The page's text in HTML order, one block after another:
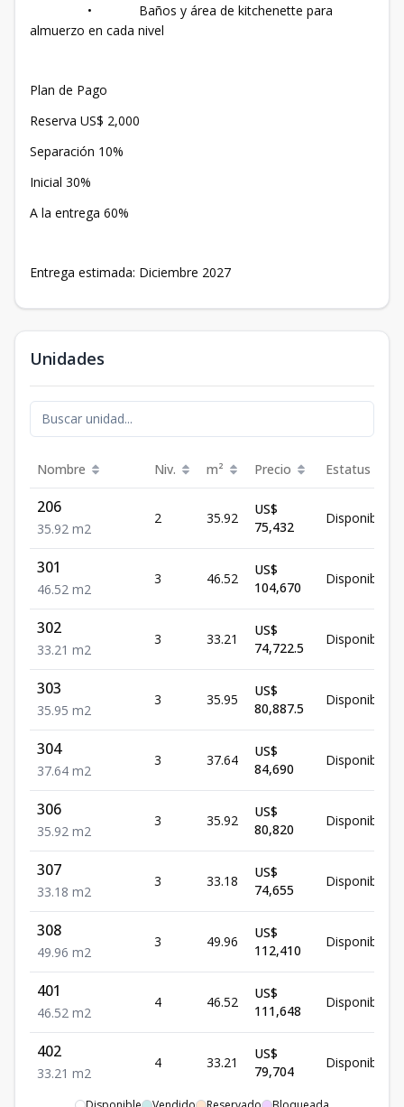
• Baños y área de kitchenette para
almuerzo en cada nivel
Plan de Pago
Reserva US$ 2,000
Separación 10%
Inicial 30%
A la entrega 60%
Entrega estimada: Diciembre 2027
Unidades
Nombre Niv. m² Precio Estatus
206
35.92 m2
2 35.92
US$
75,432
Disponible
301
46.52 m2
3 46.52
US$
104,670
Disponible
302
33.21 m2
3 33.21
US$
74,722.5
Disponible
303
35.95 m2
3 35.95
US$
80,887.5
Disponible
304
37.64 m2
3 37.64
US$
84,690
Disponible
306
35.92 m2
3 35.92
US$
80,820
Disponible
307
33.18 m2
3 33.18
US$
74,655
Disponible
308
49.96 m2
3 49.96
US$
112,410
Disponible
401
46.52 m2
4 46.52
US$
111,648
Disponible
402
33.21 m2
4 33.21
US$
79,704
Disponible